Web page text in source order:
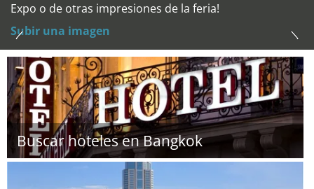
Expo o de otras impresiones de la feria!
Subir una imagen
Buscar hoteles en Bangkok